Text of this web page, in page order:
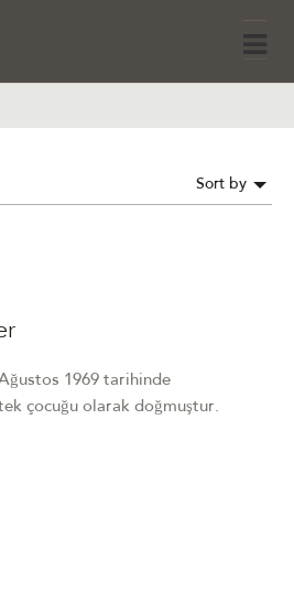
Sort by
1969 tarihinde
çocuğu olarak doğmuştur.